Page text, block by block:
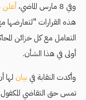
وفي 8 مارس الماضي،
أعلن
هذه القرارات "لتعارضها
التعامل مع كل خزائن
أولى في هذا الشأن.
وأكدت النقابة في بيان
تمس حق التقاضي المكفول